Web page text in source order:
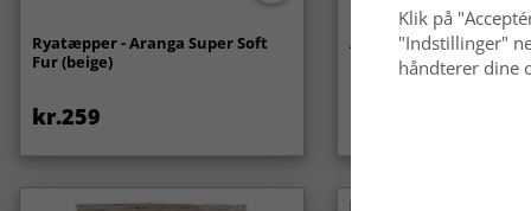
Ryatæpper - Aranga Super Soft
Fur (beige)
kr.259
Anti-slip/Skridsikker
Klik på
"Indstillinger"
håndterer dine